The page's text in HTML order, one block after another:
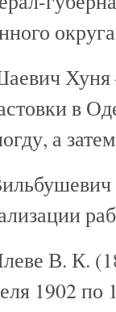
в
а
В. К.
1902 по